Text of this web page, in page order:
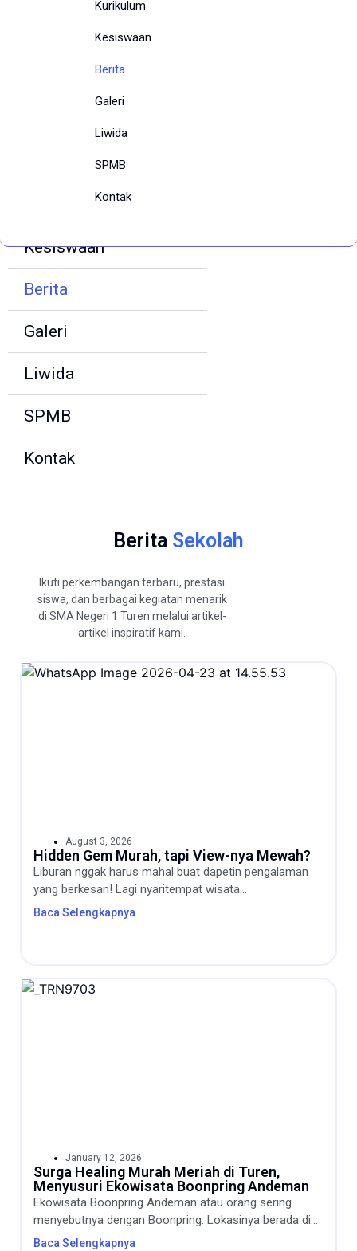
Kurikulum
Kesiswaan
Berita
Galeri
Liwida
SPMB
Kontak
Kurikulum
Kesiswaan
Berita
Galeri
Liwida
SPMB
Kontak
Berita Sekolah
Ikuti perkembangan terbaru, prestasi
siswa, dan berbagai kegiatan menarik
di SMA Negeri 1 Turen melalui artikel-
artikel inspiratif kami.
August 3, 2026
Hidden Gem Murah, tapi View-nya Mewah?
Liburan nggak harus mahal buat dapetin pengalaman
yang berkesan! Lagi nyaritempat wisata...
Baca Selengkapnya
January 12, 2026
Surga Healing Murah Meriah di Turen,
Menyusuri Ekowisata Boonpring Andeman
Ekowisata Boonpring Andeman atau orang sering
menyebutnya dengan Boonpring. Lokasinya berada di...
Baca Selengkapnya